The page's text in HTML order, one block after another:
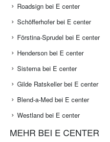
Roadsign bei E center
Schöfferhofer bei E center
Förstina-Sprudel bei E center
Henderson bei E center
Sistema bei E center
Gilde Ratskeller bei E center
Blend-a-Med bei E center
Westland bei E center
MEHR BEI E CENTER